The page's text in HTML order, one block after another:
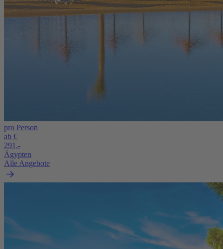
pro Person
ab €
291,-
Ägypten
Alle Angebote